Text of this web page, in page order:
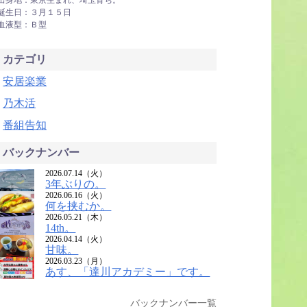
生日：３月１５日
液型：Ｂ型
カテゴリ
安居楽業
乃木活
番組告知
バックナンバー
2026.07.14（火）
3年ぶりの。
2026.06.16（火）
何を挟むか。
2026.05.21（木）
14th。
2026.04.14（火）
甘味。
2026.03.23（月）
あす、「達川アカデミー」です。
バックナンバー一覧